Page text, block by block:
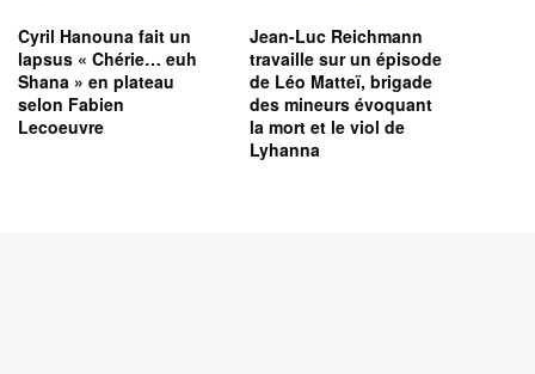
Cyril Hanouna fait un
lapsus « Chérie… euh
Shana » en plateau
selon Fabien
Lecoeuvre
Jean-Luc Reichmann
travaille sur un épisode
de Léo Matteï, brigade
des mineurs évoquant
la mort et le viol de
Lyhanna